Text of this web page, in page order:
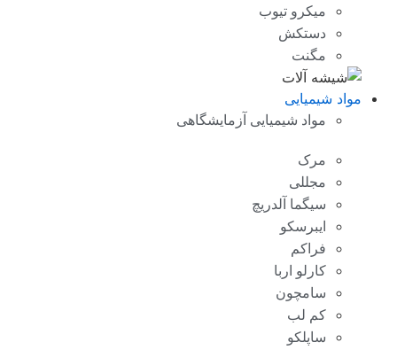
میکرو تیوب
دستکش
مگنت
مواد شیمیایی
مواد شیمیایی آزمایشگاهی
مرک
مجللی
سیگما آلدریچ
ایبرسکو
فراکم
کارلو اربا
سامچون
کم لب
ساپلکو